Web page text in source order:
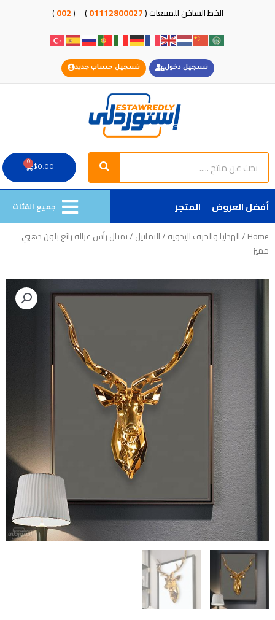
الخط الساخن للمبيعات (01112800027
) – (
002
)
تسجيل دخول تسجيل حساب جديد
Search
Search
$0.00
0
Cart
أفضل العروض المتجر جميع الفئات
Home
/الهدايا والحرف اليدوية /التماثيل / تمثال رأس غزالة رائع بلون ذهبي
مميز